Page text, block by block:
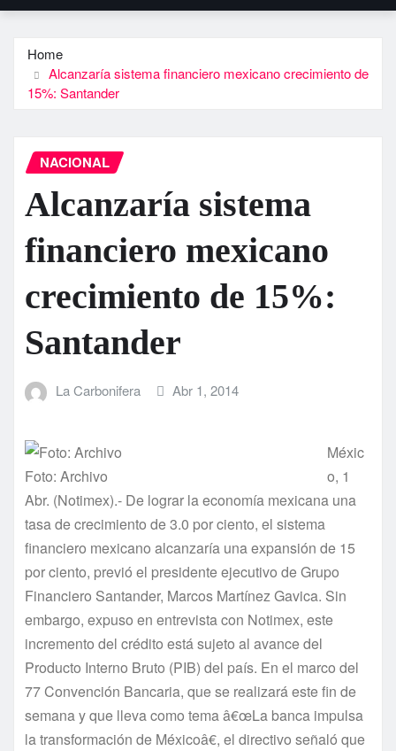
Home
Alcanzarí­a sistema financiero mexicano crecimiento de
15%: Santander
NACIONAL
Alcanzarí­a sistema
financiero mexicano
crecimiento de 15%:
Santander
La Carbonifera Abr 1, 2014
Foto: Archivo
Méxic
o, 1
Abr. (Notimex).- De lograr la economí­a mexicana una
tasa de crecimiento de 3.0 por ciento, el sistema
financiero mexicano alcanzarí­a una expansión de 15
por ciento, previó el presidente ejecutivo de Grupo
Financiero Santander, Marcos Martí­nez Gavica. Sin
embargo, expuso en entrevista con Notimex, este
incremento del crédito está sujeto al avance del
Producto Interno Bruto (PIB) del paí­s. En el marco del
77 Convención Bancaria, que se realizará este fin de
semana y que lleva como tema â€œLa banca impulsa
la transformación de Méxicoâ€, el directivo señaló que